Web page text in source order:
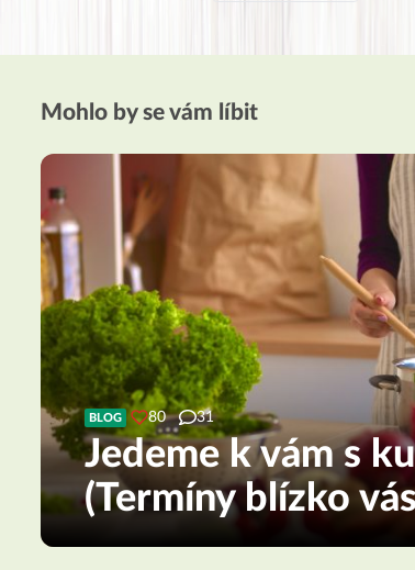
Mohlo by se vám líbit
BLOG 80 31
Jedeme k vám s
(Termíny blízko